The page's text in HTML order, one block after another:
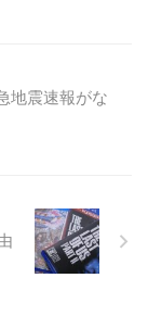
地震速報がな